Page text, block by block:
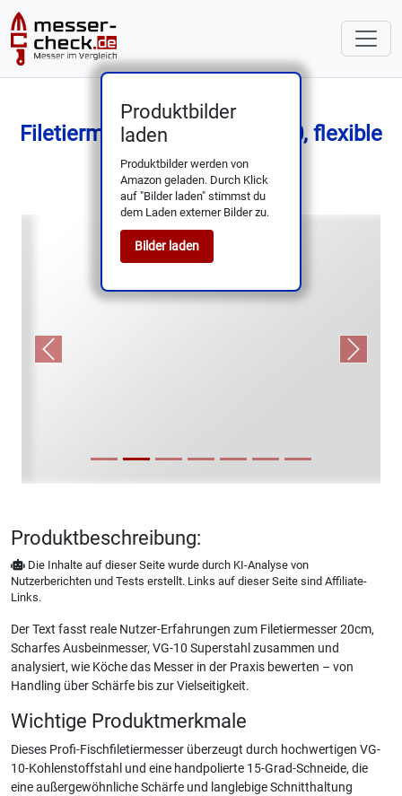
Produktbilder
laden
Produktbilder werden von
Amazon geladen. Durch Klick
auf "Bilder laden" stimmst du
dem Laden externer Bilder zu.
Bilder laden
Filetiermesser 20 cm – VG-10, flexible
Klinge, Holzgriff
Previous Next
Produktbeschreibung:
Die Inhalte auf dieser Seite wurde durch KI-Analyse von
Nutzerberichten und Tests erstellt. Links auf dieser Seite sind Affiliate-
Links.
Der Text fasst reale Nutzer-Erfahrungen zum Filetiermesser 20cm,
Scharfes Ausbeinmesser, VG-10 Superstahl zusammen und
analysiert, wie Köche das Messer in der Praxis bewerten – von
Handling über Schärfe bis zur Vielseitigkeit.
Wichtige Produktmerkmale
Dieses Profi-Fischfiletiermesser überzeugt durch hochwertigen VG-
10-Kohlenstoffstahl und eine handpolierte 15-Grad-Schneide, die
eine außergewöhnliche Schärfe und langlebige Schnitthaltung